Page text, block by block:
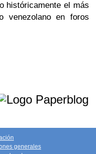
históricamente el más
venezolano en foros
generales